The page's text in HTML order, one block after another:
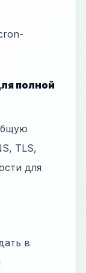
полной
TLS,
для
в